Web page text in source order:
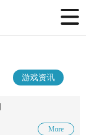
游戏资讯
More